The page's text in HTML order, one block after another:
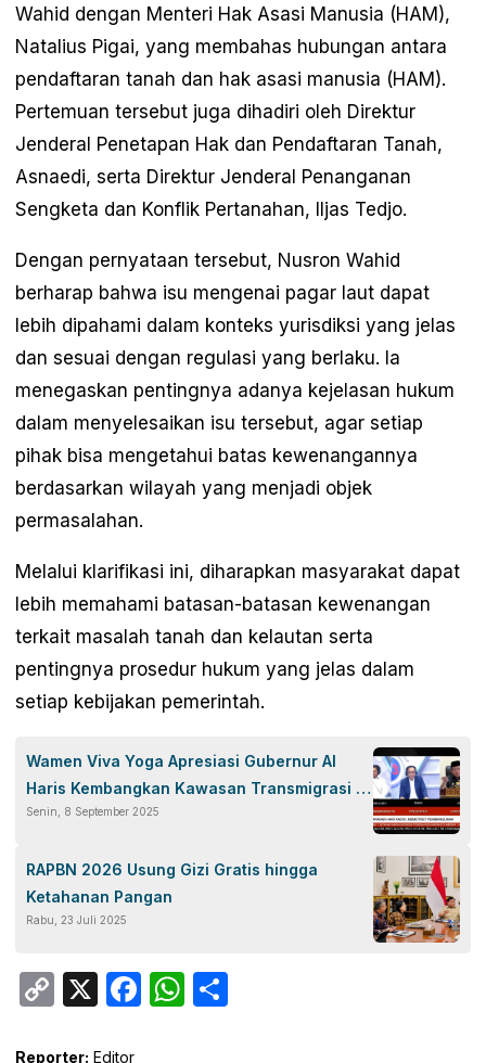
Wahid dengan Menteri Hak Asasi Manusia (HAM),
Natalius Pigai, yang membahas hubungan antara
pendaftaran tanah dan hak asasi manusia (HAM).
Pertemuan tersebut juga dihadiri oleh Direktur
Jenderal Penetapan Hak dan Pendaftaran Tanah,
Asnaedi, serta Direktur Jenderal Penanganan
Sengketa dan Konflik Pertanahan, Iljas Tedjo.
Dengan pernyataan tersebut, Nusron Wahid
berharap bahwa isu mengenai pagar laut dapat
lebih dipahami dalam konteks yurisdiksi yang jelas
dan sesuai dengan regulasi yang berlaku. Ia
menegaskan pentingnya adanya kejelasan hukum
dalam menyelesaikan isu tersebut, agar setiap
pihak bisa mengetahui batas kewenangannya
berdasarkan wilayah yang menjadi objek
permasalahan.
Melalui klarifikasi ini, diharapkan masyarakat dapat
lebih memahami batasan-batasan kewenangan
terkait masalah tanah dan kelautan serta
pentingnya prosedur hukum yang jelas dalam
setiap kebijakan pemerintah.
Wamen Viva Yoga Apresiasi Gubernur Al
Haris Kembangkan Kawasan Transmigrasi di
Jambi
Senin, 8 September 2025
RAPBN 2026 Usung Gizi Gratis hingga
Ketahanan Pangan
Rabu, 23 Juli 2025
Copy
X Facebook
WhatsApp
Reporter: Editor